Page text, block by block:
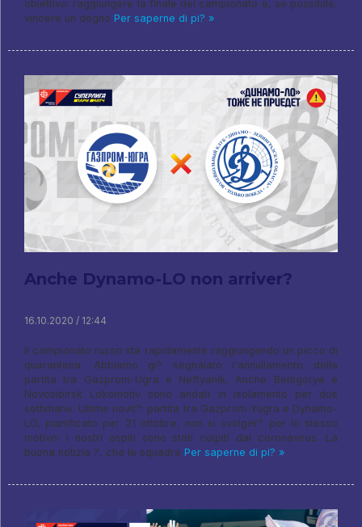
obiettivo: raggiungere la finale del campionato e, se possibile,
vincere un degno Per saperne di pi? »
Anche Dynamo-LO non arriver?
16.10.2020 / 12:44
Il campionato russo sta rapidamente raggiungendo un picco di
quarantena. Abbiamo gi? segnalato l'annullamento della
partita tra Gazprom-Ugra e Neftyanik, Anche Belogorye e
Novosibirsk Lokomotiv sono andati in isolamento per due
settimane. Ultime novit?: partita tra Gazprom-Yugra e Dynamo-
LO, pianificato per 21 ottobre, non si svolger? per lo stesso
motivo: i nostri ospiti sono stati colpiti dal coronavirus. La
buona notizia ?, che le squadre Per saperne di pi? »